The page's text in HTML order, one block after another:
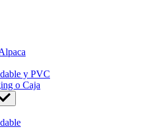
y PVC
o Caja